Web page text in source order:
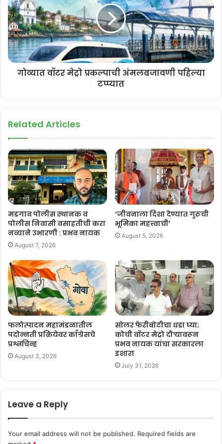
गोव्यात वॉटर मेट्रो प्रकल्पाची अंमलबजावणी पहिल्या
टप्प्यात
Related Articles
मडगाव पोलीस स्थानक व
पोलीस निवासी वसाहतीची करा
नव्याने उभारणी : प्रभव नायक
August 7, 2026
‘जीवनाला दिशा देण्यात गुरूची
भूमिका महत्त्वाची’
August 5, 2026
फलोत्पादन महामंडळातील
पदोन्नती प्रक्रियेवर काँग्रेसचे
प्रश्नचिन्ह
August 3, 2026
सोलर फेरीबोटीचा धडा घ्या;
कोची वॉटर मेट्रो दौऱ्यावरून
प्रभव नायक यांचा सरकारला
इशारा
July 31, 2026
Leave a Reply
Your email address will not be published. Required fields are